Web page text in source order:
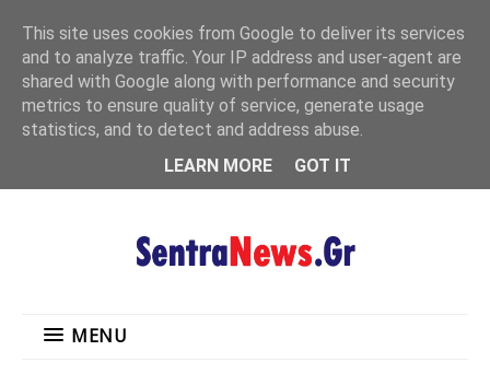
MENU
MENU
This site uses cookies from Google to deliver its services
and to analyze traffic. Your IP address and user-agent are
shared with Google along with performance and security
metrics to ensure quality of service, generate usage
statistics, and to detect and address abuse.
LEARN MORE
GOT IT